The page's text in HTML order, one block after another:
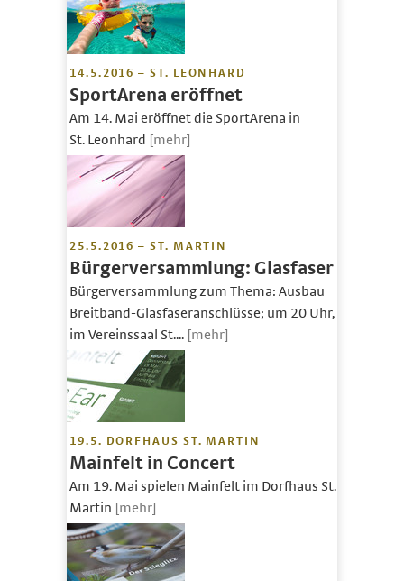
14.5.2016 – ST. LEONHARD
SportArena eröffnet
Am 14. Mai eröffnet die SportArena in
St. Leonhard [mehr]
25.5.2016 – ST. MARTIN
Bürgerversammlung: Glasfaser
Bürgerversammlung zum Thema: Ausbau
Breitband-Glasfaseranschlüsse; um 20 Uhr,
im Vereinssaal St.... [mehr]
19.5. DORFHAUS ST. MARTIN
Mainfelt in Concert
Am 19. Mai spielen Mainfelt im Dorfhaus St.
Martin [mehr]